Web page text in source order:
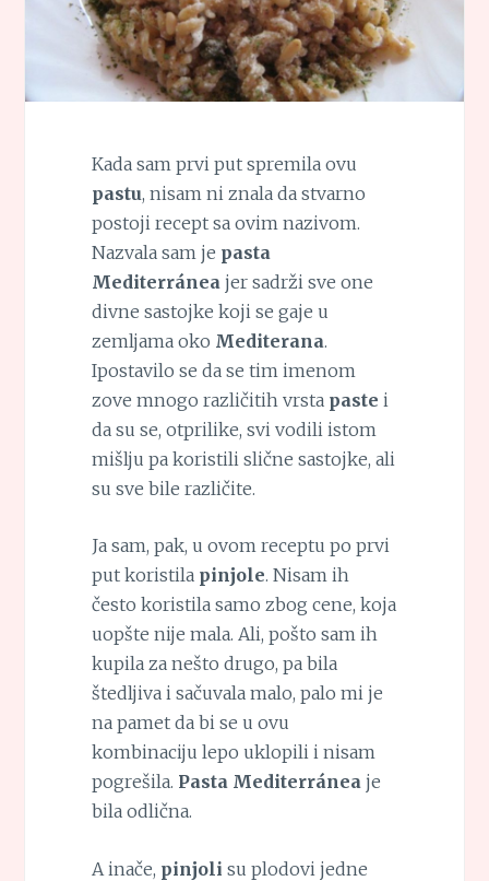
Kada sam prvi put spremila ovu
pastu, nisam ni znala da stvarno
postoji recept sa ovim nazivom.
Nazvala sam je pasta
Mediterránea jer sadrži sve one
divne sastojke koji se gaje u
zemljama oko Mediterana.
Ipostavilo se da se tim imenom
zove mnogo različitih vrsta paste i
da su se, otprilike, svi vodili istom
mišlju pa koristili slične sastojke, ali
su sve bile različite.
Ja sam, pak, u ovom receptu po prvi
put koristila pinjole. Nisam ih
često koristila samo zbog cene, koja
uopšte nije mala. Ali, pošto sam ih
kupila za nešto drugo, pa bila
štedljiva i sačuvala malo, palo mi je
na pamet da bi se u ovu
kombinaciju lepo uklopili i nisam
pogrešila. Pasta Mediterráneaje
bila odlična.
A inače, pinjoli su plodovi jedne